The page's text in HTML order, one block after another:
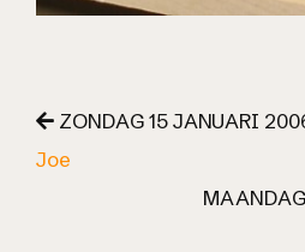
ZONDAG 15 JANUARI
Joe